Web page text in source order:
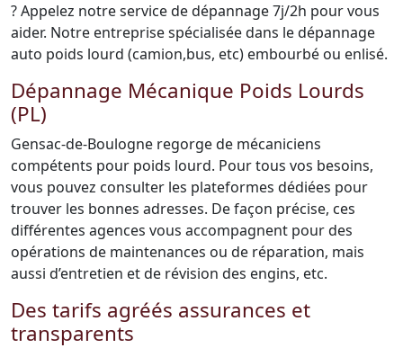
? Appelez notre service de dépannage 7j/2h pour vous
aider. Notre entreprise spécialisée dans le dépannage
auto poids lourd (camion,bus, etc) embourbé ou enlisé.
Dépannage Mécanique Poids Lourds
(PL)
Gensac-de-Boulogne regorge de mécaniciens
compétents pour poids lourd. Pour tous vos besoins,
vous pouvez consulter les plateformes dédiées pour
trouver les bonnes adresses. De façon précise, ces
différentes agences vous accompagnent pour des
opérations de maintenances ou de réparation, mais
aussi d’entretien et de révision des engins, etc.
Des tarifs agréés assurances et
transparents